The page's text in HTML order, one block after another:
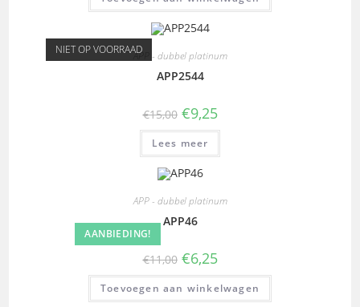
NIET OP VOORRAADAPP - dubbel platinum
APP2544
€15,00 €9,25
Lees meer
AANBIEDING!
APP - dubbel platinum
APP46
€11,00 €6,25
Toevoegen aan winkelwagen